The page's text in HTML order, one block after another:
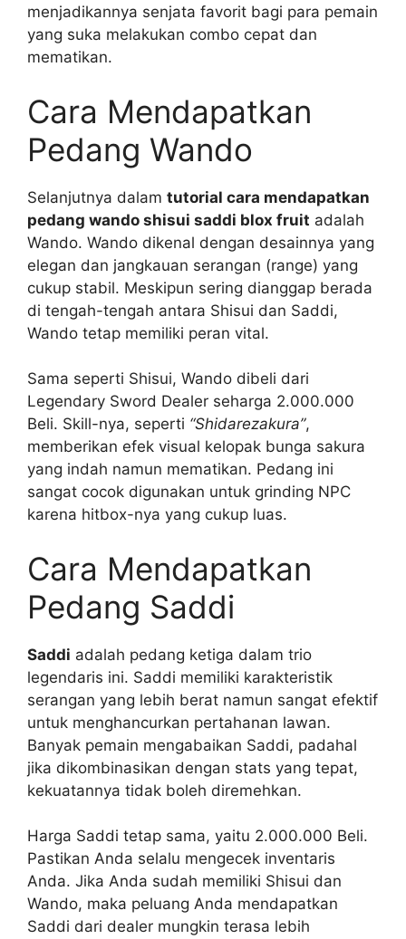
menjadikannya senjata favorit bagi para pemain
yang suka melakukan combo cepat dan
mematikan.
Cara Mendapatkan
Pedang Wando
Selanjutnya dalam tutorial cara mendapatkan
pedang wando shisui saddi blox fruit adalah
Wando. Wando dikenal dengan desainnya yang
elegan dan jangkauan serangan (range) yang
cukup stabil. Meskipun sering dianggap berada
di tengah-tengah antara Shisui dan Saddi,
Wando tetap memiliki peran vital.
Sama seperti Shisui, Wando dibeli dari
Legendary Sword Dealer seharga 2.000.000
Beli. Skill-nya, seperti “Shidarezakura”,
memberikan efek visual kelopak bunga sakura
yang indah namun mematikan. Pedang ini
sangat cocok digunakan untuk grinding NPC
karena hitbox-nya yang cukup luas.
Cara Mendapatkan
Pedang Saddi
Saddi adalah pedang ketiga dalam trio
legendaris ini. Saddi memiliki karakteristik
serangan yang lebih berat namun sangat efektif
untuk menghancurkan pertahanan lawan.
Banyak pemain mengabaikan Saddi, padahal
jika dikombinasikan dengan stats yang tepat,
kekuatannya tidak boleh diremehkan.
Harga Saddi tetap sama, yaitu 2.000.000 Beli.
Pastikan Anda selalu mengecek inventaris
Anda. Jika Anda sudah memiliki Shisui dan
Wando, maka peluang Anda mendapatkan
Saddi dari dealer mungkin terasa lebih